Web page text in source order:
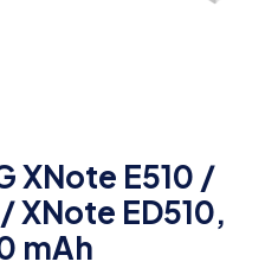
XNote E510 /
XNote ED510,
mAh